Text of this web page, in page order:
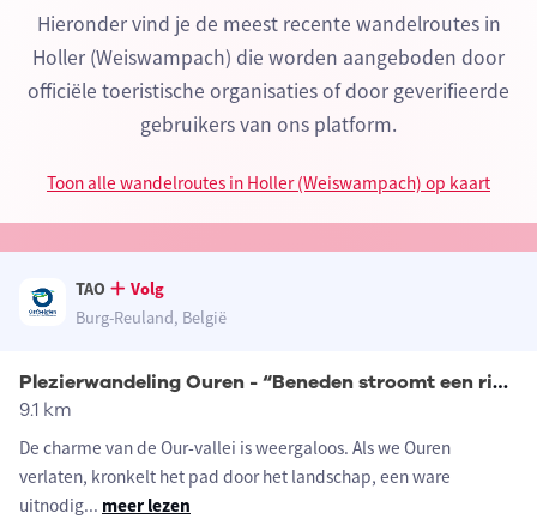
Hieronder vind je de meest recente wandelroutes in
Holler (Weiswampach) die worden aangeboden door
officiële toeristische organisaties of door geverifieerde
gebruikers van ons platform.
Toon alle wandelroutes in Holler (Weiswampach) op kaart
TAO
Volg
Burg-Reuland, België
Plezierwandeling Ouren - “Beneden stroomt een rivier”
9.1 km
De charme van de Our-vallei is weergaloos. Als we Ouren
verlaten, kronkelt het pad door het landschap, een ware
uitnodig... meer lezen